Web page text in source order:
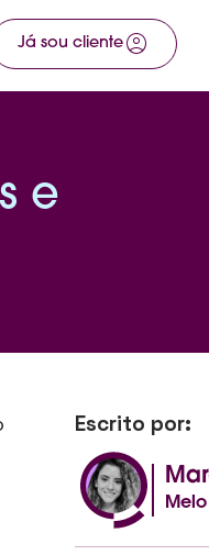
Já sou cliente account_circle
e
Escrito por:
Melo